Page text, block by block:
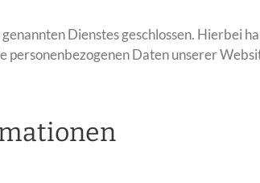
Dienstes geschlossen. Hierbei
Daten unserer